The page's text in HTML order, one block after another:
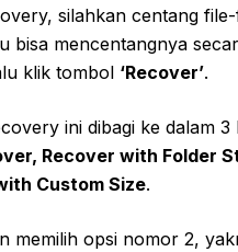
silahkan centang
bisa mencentangnya
klik tombol ‘Recover’.
ini dibagi ke dalam 3
Recover with Folder
Custom Size.
memilih opsi nomor 2,